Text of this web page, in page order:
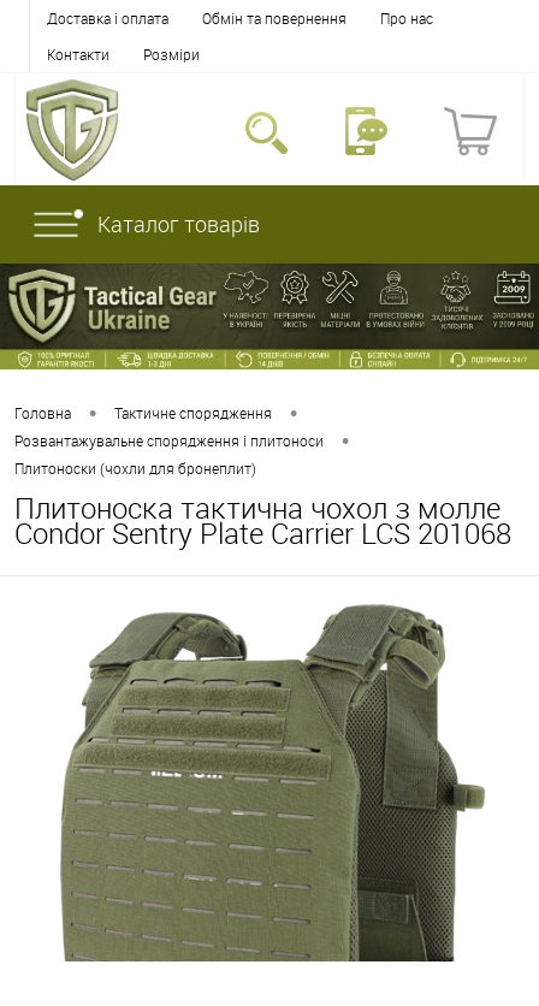
Доставка і оплата Обмін та повернення
Про нас
Контакти
Розміри
Каталог товарів
Головна • Тактичне спорядження •
Розвантажувальне спорядження і плитоноси •
Плитоноски (чохли для бронеплит)
Плитоноска тактична чохол з молле
Condor Sentry Plate Carrier LCS 201068